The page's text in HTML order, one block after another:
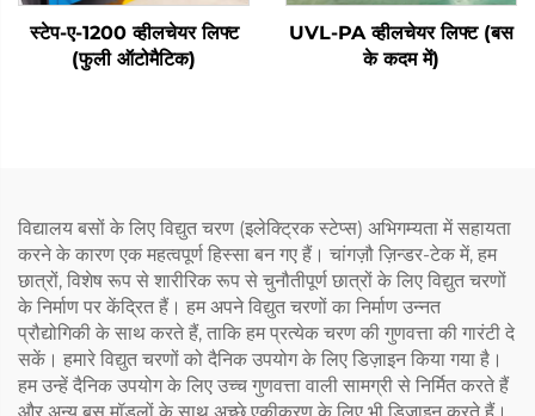
स्टेप-ए-1200 व्हीलचेयर लिफ्ट
(फुली ऑटोमैटिक)
UVL-PA व्हीलचेयर लिफ्ट (बस
के कदम में)
विद्यालय बसों के लिए विद्युत चरण (इलेक्ट्रिक स्टेप्स) अभिगम्यता में सहायता
करने के कारण एक महत्वपूर्ण हिस्सा बन गए हैं। चांगज़ौ ज़िन्डर-टेक में, हम
छात्रों, विशेष रूप से शारीरिक रूप से चुनौतीपूर्ण छात्रों के लिए विद्युत चरणों
के निर्माण पर केंद्रित हैं। हम अपने विद्युत चरणों का निर्माण उन्नत
प्रौद्योगिकी के साथ करते हैं, ताकि हम प्रत्येक चरण की गुणवत्ता की गारंटी दे
सकें। हमारे विद्युत चरणों को दैनिक उपयोग के लिए डिज़ाइन किया गया है।
हम उन्हें दैनिक उपयोग के लिए उच्च गुणवत्ता वाली सामग्री से निर्मित करते हैं
और अन्य बस मॉडलों के साथ अच्छे एकीकरण के लिए भी डिज़ाइन करते हैं।